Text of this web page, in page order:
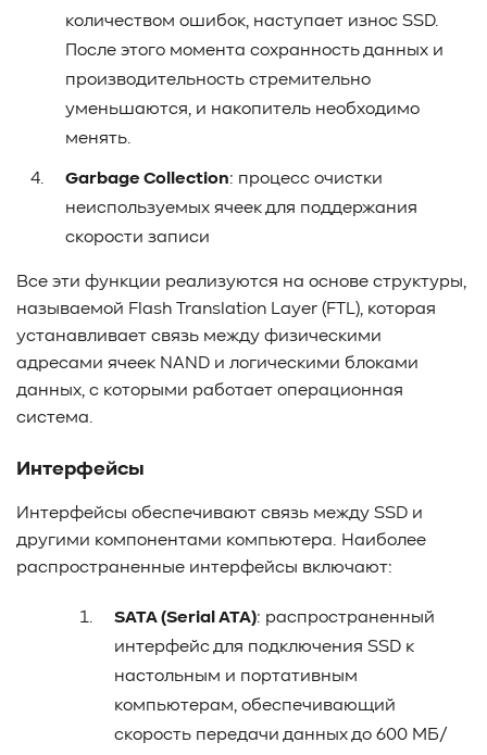
количеством ошибок, наступает износ SSD.
После этого момента сохранность данных и
производительность стремительно
уменьшаются, и накопитель необходимо
менять.
Garbage Collection: процесс очистки
неиспользуемых ячеек для поддержания
скорости записи
Все эти функции реализуются на основе структуры,
называемой Flash Translation Layer (FTL), которая
устанавливает связь между физическими
адресами ячеек NAND и логическими блоками
данных, с которыми работает операционная
система.
Интерфейсы
Интерфейсы обеспечивают связь между SSD и
другими компонентами компьютера. Наиболее
распространенные интерфейсы включают:
SATA (Serial ATA): распространенный
интерфейс для подключения SSD к
настольным и портативным
компьютерам, обеспечивающий
скорость передачи данных до 600 МБ/